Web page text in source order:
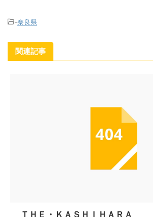
-奈良県
関連記事
ＴＨＥ・ＫＡＳＨＩＨＡＲＡ